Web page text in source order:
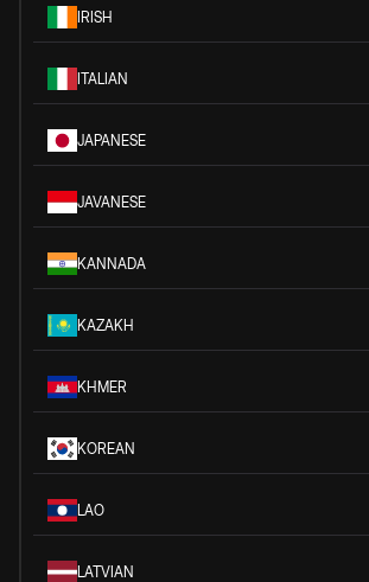
IRISH
ITALIAN
JAPANESE
JAVANESE
KANNADA
KAZAKH
KHMER
KOREAN
LAO
LATVIAN